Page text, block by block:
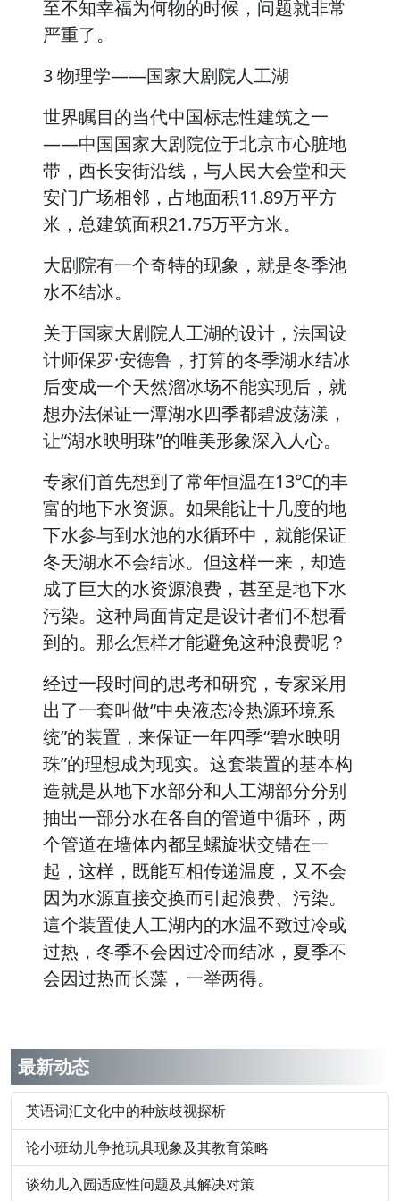
至不知幸福为何物的时候，问题就非常
严重了。
3 物理学——国家大剧院人工湖
世界瞩目的当代中国标志性建筑之一
——中国国家大剧院位于北京市心脏地
带，西长安街沿线，与人民大会堂和天
安门广场相邻，占地面积11.89万平方
米，总建筑面积21.75万平方米。
大剧院有一个奇特的现象，就是冬季池
水不结冰。
关于国家大剧院人工湖的设计，法国设
计师保罗·安德鲁，打算的冬季湖水结冰
后变成一个天然溜冰场不能实现后，就
想办法保证一潭湖水四季都碧波荡漾，
让“湖水映明珠”的唯美形象深入人心。
专家们首先想到了常年恒温在13℃的丰
富的地下水资源。如果能让十几度的地
下水参与到水池的水循环中，就能保证
冬天湖水不会结冰。但这样一来，却造
成了巨大的水资源浪费，甚至是地下水
污染。这种局面肯定是设计者们不想看
到的。那么怎样才能避免这种浪费呢？
经过一段时间的思考和研究，专家采用
出了一套叫做“中央液态冷热源环境系
统”的装置，来保证一年四季“碧水映明
珠”的理想成为现实。这套装置的基本构
造就是从地下水部分和人工湖部分分别
抽出一部分水在各自的管道中循环，两
个管道在墙体内都呈螺旋状交错在一
起，这样，既能互相传递温度，又不会
因为水源直接交换而引起浪费、污染。
這个装置使人工湖内的水温不致过冷或
过热，冬季不会因过冷而结冰，夏季不
会因过热而长藻，一举两得。
最新动态
英语词汇文化中的种族歧视探析
论小班幼儿争抢玩具现象及其教育策略
谈幼儿入园适应性问题及其解决对策